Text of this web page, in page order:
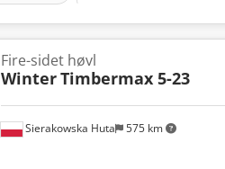
Sierakowska Huta 575 km
Fire-sidet høvl
WinterTimbermax 5-23